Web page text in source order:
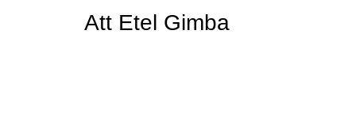
Att Etel Gimba